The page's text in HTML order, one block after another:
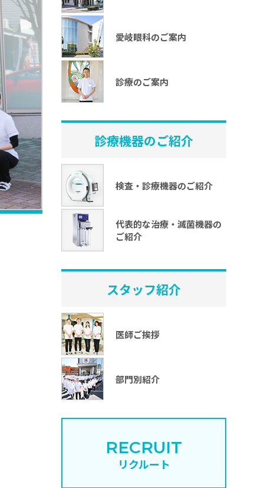
愛岐眼科のご案内
診療のご案内
診療機器のご紹介
検査・診療機器のご紹介
代表的な治療・滅菌機器の
ご紹介
スタッフ紹介
医師ご挨拶
部門別紹介
RECRUIT
リクルート